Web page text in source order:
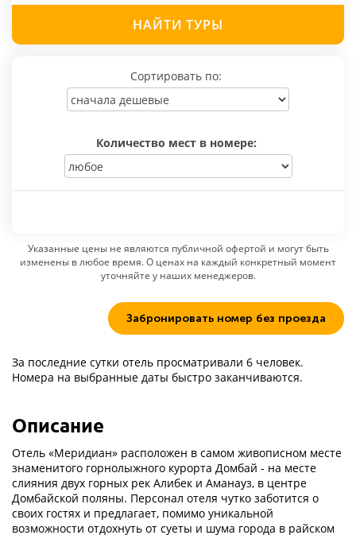
НАЙТИ ТУРЫ
Сортировать по:
Количество мест в номере:
Указанные цены не являются публичной офертой и могут быть
изменены в любое время. О ценах на каждый конкретный момент
уточняйте у наших менеджеров.
Забронировать номер без проезда
За последние сутки отель просматривали 6 человек.
Номера на выбранные даты быстро заканчиваются.
Описание
Отель «Меридиан» расположен в самом живописном месте
знаменитого горнолыжного курорта Домбай - на месте
слияния двух горных рек Алибек и Аманауз, в центре
Домбайской поляны. Персонал отеля чутко заботится о
своих гостях и предлагает, помимо уникальной
возможности отдохнуть от суеты и шума города в райском